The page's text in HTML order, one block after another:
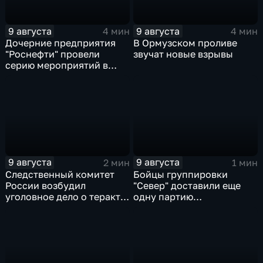
9 августа
4 мин
Дочерние предприятия
"Роснефти" провели
серию мероприятий в
9 августа
4 мин
В Ормузском проливе
звучат новые взрывы
9 августа
2 мин
Следственный комитет
России возбудил
уголовное дело о теракте
9 августа
1 мин
Бойцы группировки
"Север" доставили еще
одну партию